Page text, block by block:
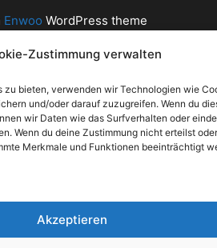
Zustimmung verwalten
zu bieten, verwenden wir Technologien wie
und/oder darauf zuzugreifen. Wenn du
wir Daten wie das Surfverhalten oder
Wenn du deine Zustimmung nicht erteilst oder
Merkmale und Funktionen beeinträchtigt
Akzeptieren
Enwoo WordPress theme